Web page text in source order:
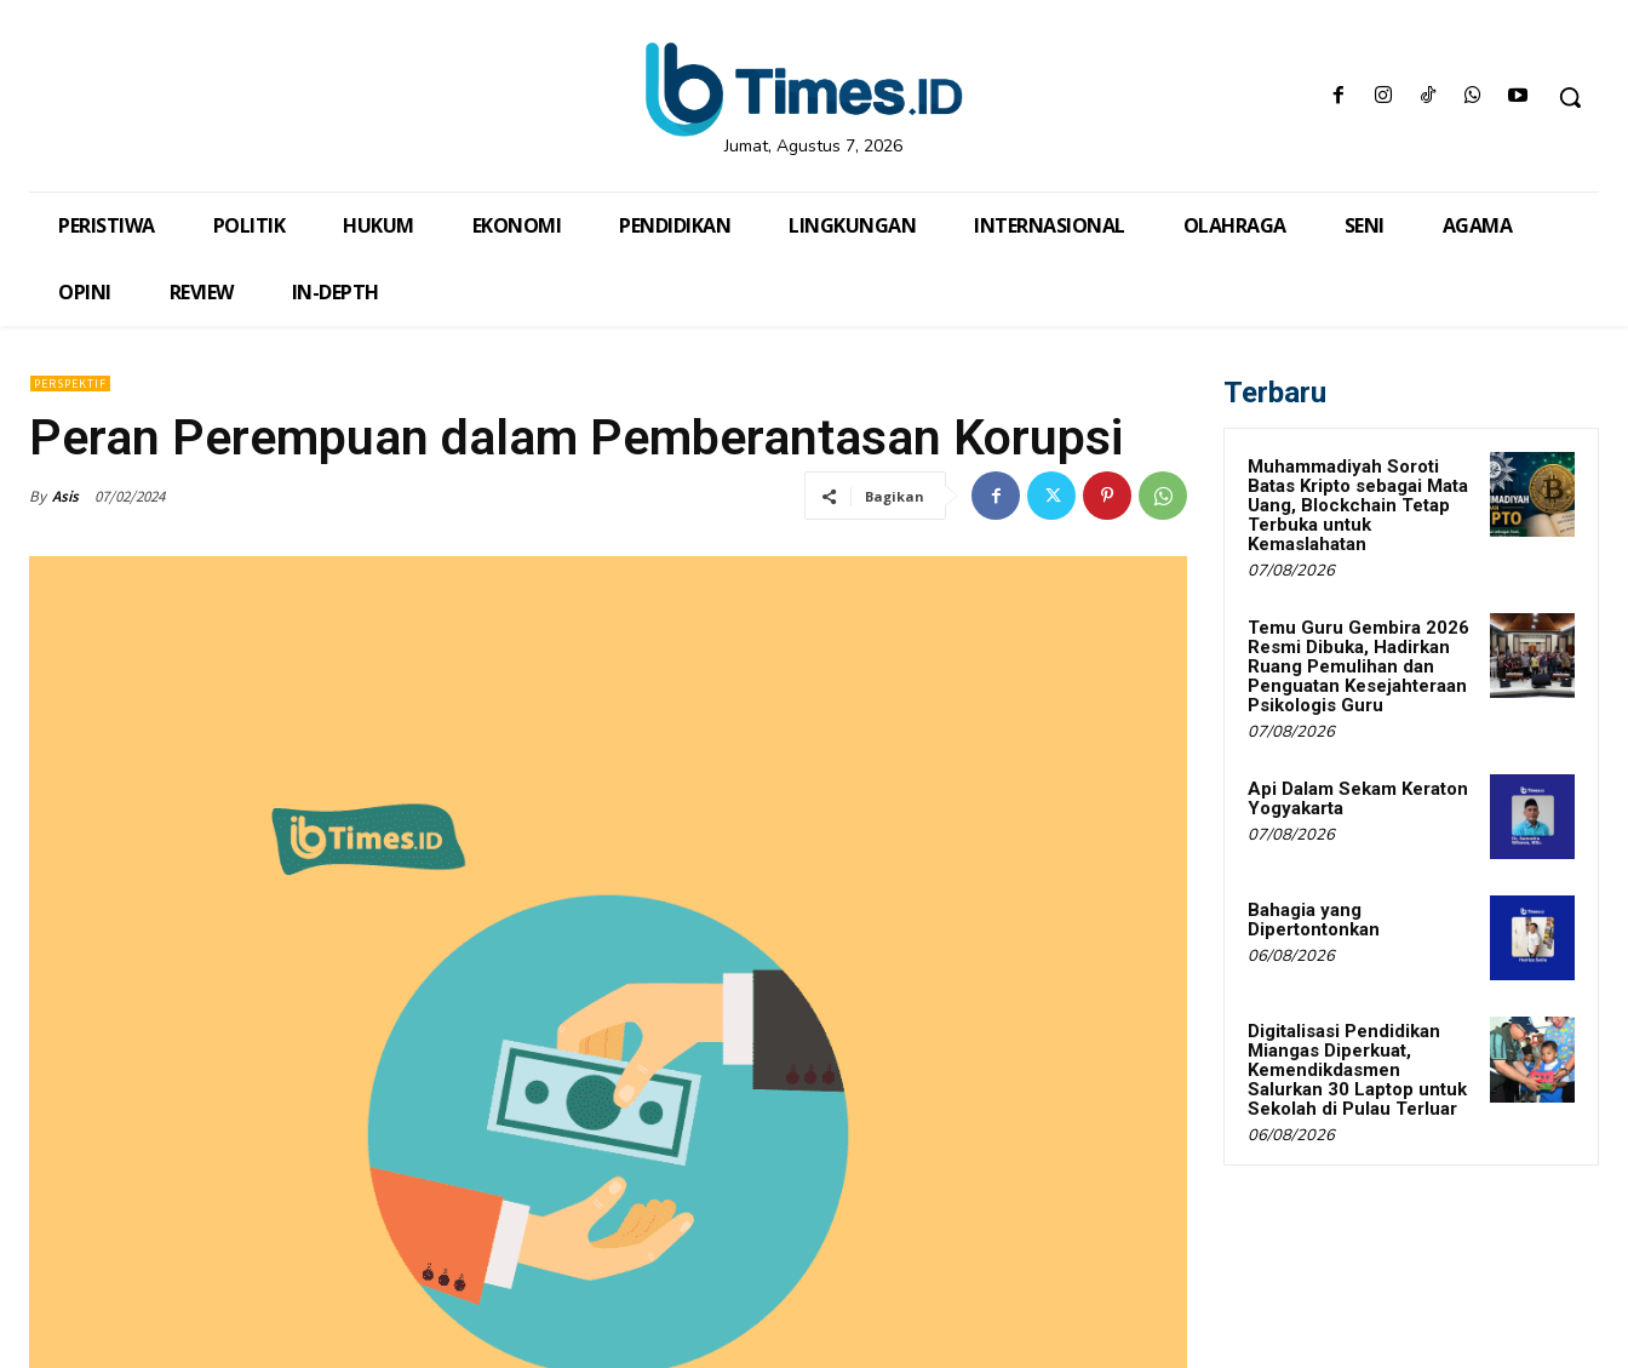
Jumat, Agustus 7, 2026
PERISTIWA POLITIK HUKUM EKONOMI PENDIDIKAN LINGKUNGAN INTERNASIONAL OLAHRAGA SENI AGAMA
OPINI REVIEW IN-DEPTH
PERSPEKTIF
Peran Perempuan dalam Pemberantasan Korupsi
By Asis 07/02/2024 Bagikan
Terbaru
Muhammadiyah Soroti
Batas Kripto sebagai Mata
Uang, Blockchain Tetap
Terbuka untuk
Kemaslahatan
07/08/2026
Temu Guru Gembira 2026
Resmi Dibuka, Hadirkan
Ruang Pemulihan dan
Penguatan Kesejahteraan
Psikologis Guru
07/08/2026
Api Dalam Sekam Keraton
Yogyakarta
07/08/2026
Bahagia yang
Dipertontonkan
06/08/2026
Digitalisasi Pendidikan
Miangas Diperkuat,
Kemendikdasmen
Salurkan 30 Laptop untuk
Sekolah di Pulau Terluar
06/08/2026